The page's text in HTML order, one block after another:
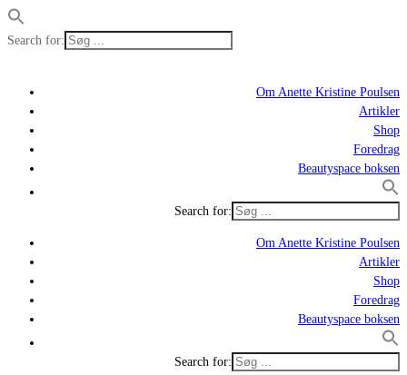
Search for:
Om Anette Kristine Poulsen
Artikler
Shop
Foredrag
Beautyspace boksen
Search for:
Om Anette Kristine Poulsen
Artikler
Shop
Foredrag
Beautyspace boksen
Search for: